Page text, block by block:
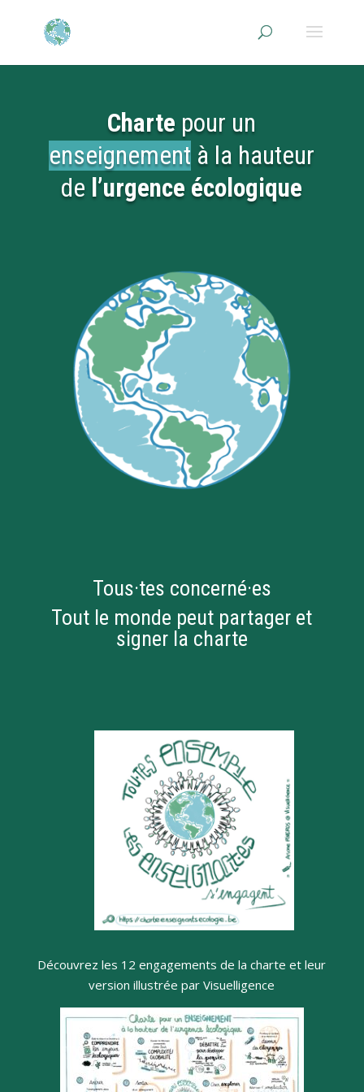
Charte pour un
enseignement à la hauteur
de l’urgence écologique
Tous·tes concerné·es
Tout le monde peut partager et
signer la charte
Découvrez les 12 engagements de la charte et leur
version illustrée par Visuelligence